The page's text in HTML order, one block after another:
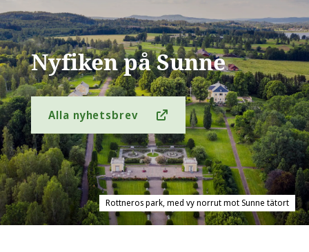
Nyfiken på Sunne
Alla nyhetsbrev
Rottneros park, med vy norrut mot Sunne tätort